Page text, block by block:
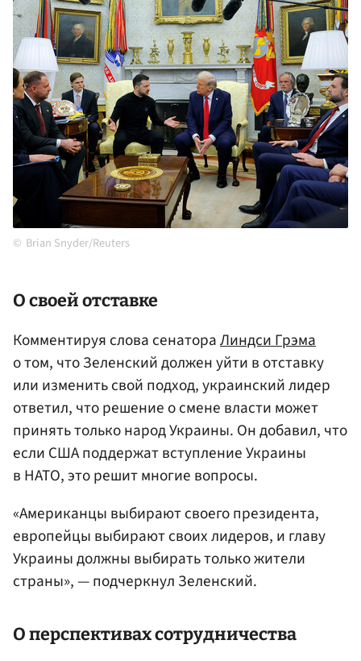
Brian Snyder/Reuters
О своей отставке
Комментируя слова сенатораЛиндси Грэма
о том, что Зеленский должен уйти в отставку
или изменить свой подход, украинский лидер
ответил, что решение о смене власти может
принять только народ Украины. Он добавил, что
если США поддержат вступление Украины
в НАТО, это решит многие вопросы.
«Американцы выбирают своего президента,
европейцы выбирают своих лидеров, и главу
Украины должны выбирать только жители
страны», — подчеркнул Зеленский.
О перспективах сотрудничества